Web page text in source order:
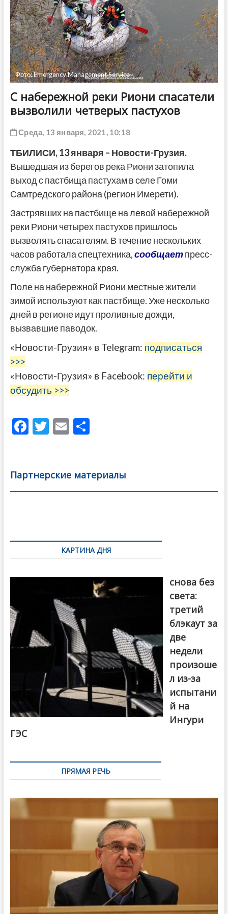
Фото: Emergency Management Service
С набережной реки Риони спасатели
вызволили четверых пастухов
Среда, 13 января, 2021, 10:18
ТБИЛИСИ,13января – Новости-Грузия.
Вышедшая из берегов река Риони затопила
выход с пастбища пастухам в селе Гоми
Самтредского района (регион Имерети).
Застрявших на пастбище на левой набережной
реки Риони четырех пастухов пришлось
вызволять спасателям. В течение нескольких
часов работала спецтехника,сообщаетпресс-
служба губернатора края.
Поле на набережной Риони местные жители
зимой используют как пастбище. Уже несколько
дней в регионе идут проливные дожди,
вызвавшие паводок.
«Новости-Грузия» в Telegram: подписаться
>>>
«Новости-Грузия» в Facebook: перейти и
обсудить >>>
F
b
o
T
er
E
l
О
а
в
Партнерские материалы
по
записямКАРТИНА ДНЯ
снова без
света:
третий
блэкаут за
две
недели
произоше
л из-за
испытани
й на
Ингури
ГЭС
ПРЯМАЯ РЕЧЬ